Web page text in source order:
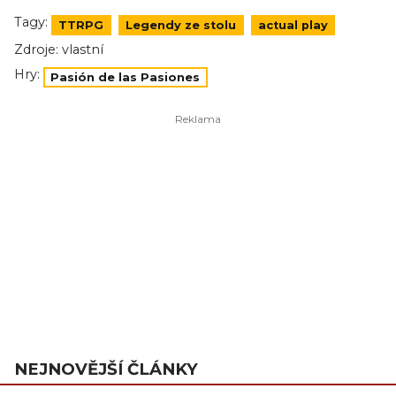
Tagy: TTRPG Legendy ze stolu actual play
Zdroje: vlastní
Hry:
Pasión de las Pasiones
NEJNOVĚJŠÍ ČLÁNKY